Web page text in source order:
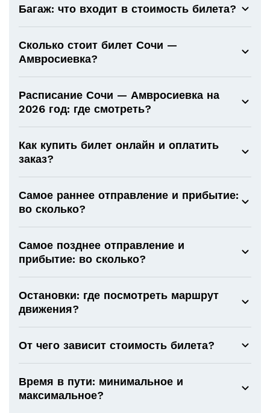
Багаж: что входит в стоимость билета?
Сколько стоит билет Сочи —
Амвросиевка?
Расписание Сочи — Амвросиевка на
2026 год: где смотреть?
Как купить билет онлайн и оплатить
заказ?
Самое раннее отправление и прибытие:
во сколько?
Самое позднее отправление и
прибытие: во сколько?
Остановки: где посмотреть маршрут
движения?
От чего зависит стоимость билета?
Время в пути: минимальное и
максимальное?